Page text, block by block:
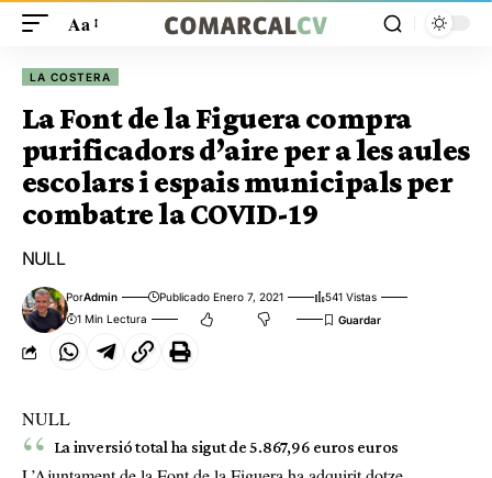
Aa
LA COSTERA
La Font de la Figuera compra
purificadors d’aire per a les aules
escolars i espais municipals per
combatre la COVID-19
NULL
PorAdmin Publicado Enero 7, 2021
541 Vistas
1 Min Lectura
NULL
La inversió total ha sigut de 5.867,96 euros euros